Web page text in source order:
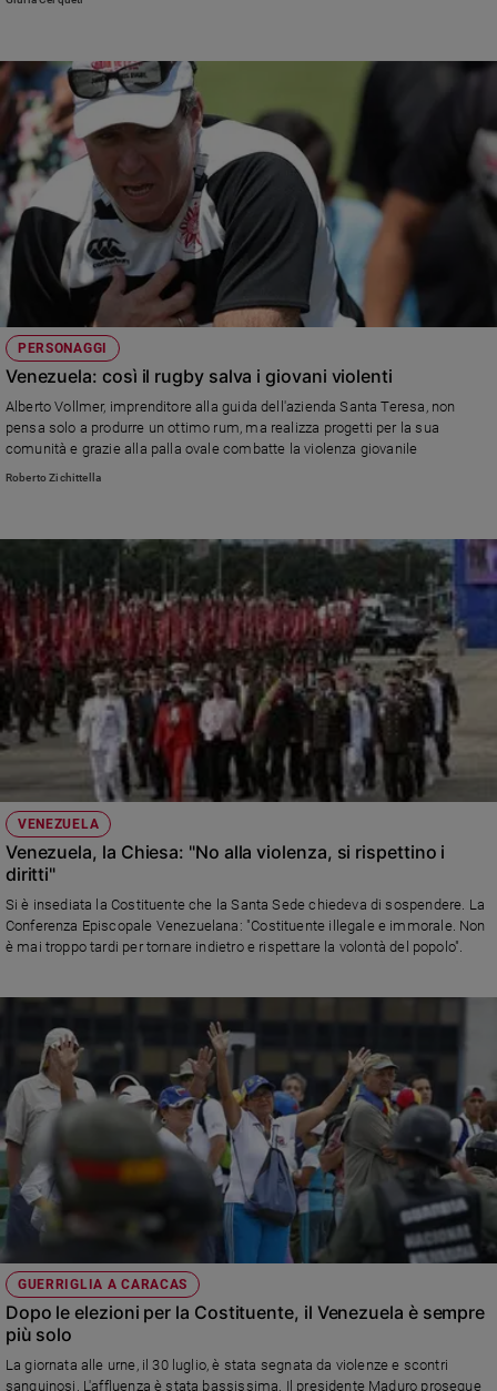
PERSONAGGI
Venezuela: così il rugby salva i giovani violenti
Alberto Vollmer, imprenditore alla guida dell'azienda Santa Teresa, non
pensa solo a produrre un ottimo rum, ma realizza progetti per la sua
comunità e grazie alla palla ovale combatte la violenza giovanile
Roberto Zichittella
VENEZUELA
Venezuela, la Chiesa: "No alla violenza, si rispettino i
diritti"
Si è insediata la Costituente che la Santa Sede chiedeva di sospendere. La
Conferenza Episcopale Venezuelana: "Costituente illegale e immorale. Non
è mai troppo tardi per tornare indietro e rispettare la volontà del popolo".
GUERRIGLIA A CARACAS
Dopo le elezioni per la Costituente, il Venezuela è sempre
più solo
La giornata alle urne, il 30 luglio, è stata segnata da violenze e scontri
sanguinosi. L'affluenza è stata bassissima. Il presidente Maduro prosegue